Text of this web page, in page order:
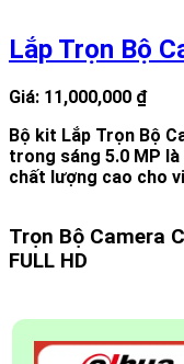
Lắp Trọn Bộ
Giá: 11,000,000 ₫
Bộ kit Lắp Trọn Bộ
trong sáng 5.0 MP
chất lượng cao cho
Trọn Bộ Camera
FULL HD